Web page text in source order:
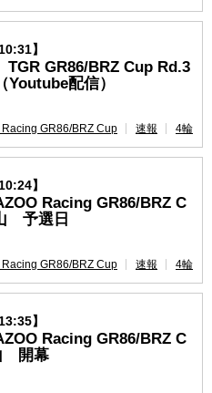
】
TGR GR86/BRZ Cup Rd.3
配信）
Racing GR86/BRZ Cup 速報 4輪
】
Racing GR86/BRZ C
予選日
Racing GR86/BRZ Cup 速報 4輪
】
Racing GR86/BRZ C
開幕